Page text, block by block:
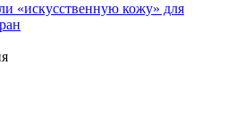
«искусственную кожу» для